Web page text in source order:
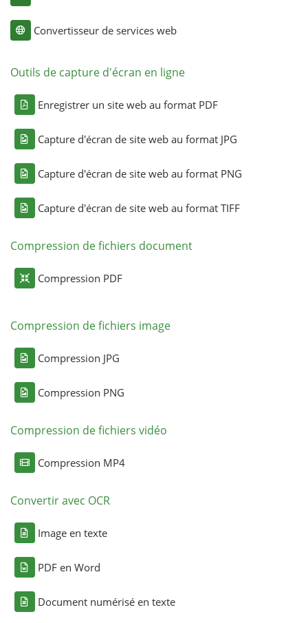
Convertisseur de services web
Outils de capture d'écran en ligne
Enregistrer un site web au format PDF
Capture d'écran de site web au format JPG
Capture d'écran de site web au format PNG
Capture d'écran de site web au format TIFF
Compression de fichiers document
Compression PDF
Compression de fichiers image
Compression JPG
Compression PNG
Compression de fichiers vidéo
Compression MP4
Convertir avec OCR
Image en texte
PDF en Word
Document numérisé en texte